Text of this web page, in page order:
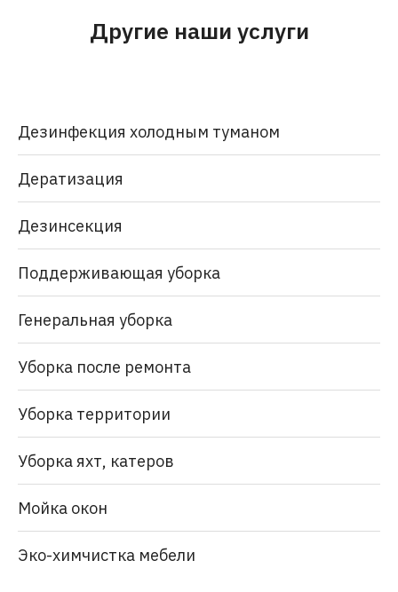
Другие наши услуги
Дезинфекция холодным туманом
Дератизация
Дезинсекция
Поддерживающая уборка
Генеральная уборка
Уборка после ремонта
Уборка территории
Уборка яхт, катеров
Мойка окон
Эко-химчистка мебели